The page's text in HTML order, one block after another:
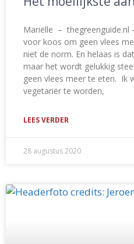
Mariëlle – thegreenguide.nl
voor koos om geen vlees
niet de norm. En helaas is
maar het wordt gelukkig
geen vlees meer te eten. Ik
vegetariër te worden,
LEES VERDER
28 augustus 2020